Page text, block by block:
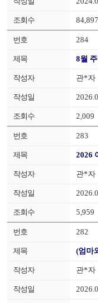
84,897
284
8월
관*자
2,009
283
2026
관*자
5,959
282
(엄마
관*자